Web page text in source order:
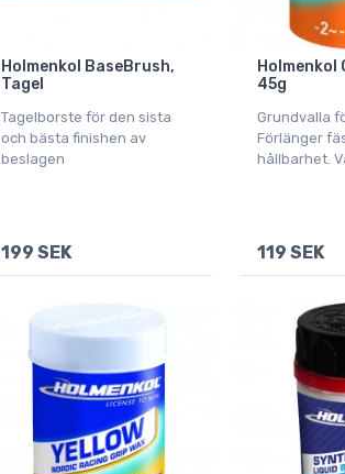
Holmenkol BaseBrush,
Tagel
Tagelborste för den sista
och bästa finishen av
beslagen
199 SEK
Holmenkol
45g
Grundvalla
Förlänger
hållbarhet.
119 SEK